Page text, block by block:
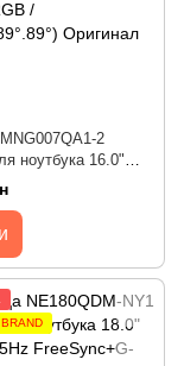
2
ноутбука 16.0"
/ 1920×1200
матовая / 40pin
/ 1200:1 /
/ 89°.89°.89°.89°)